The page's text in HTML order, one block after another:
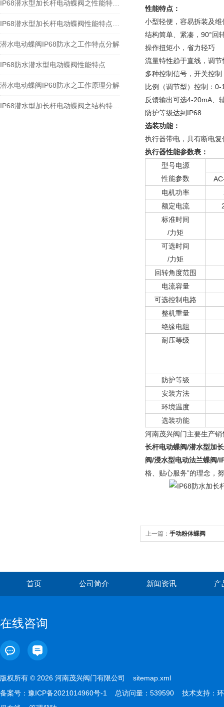
潜水电动蝶阀IP68防水之工作特点分解
IP68防水潜水型电动蝶阀性能特点
潜水电动蝶阀IP68防水之工作原理分解
性能特点：
小型轻便，容易拆装及
结构简单、紧凑，90°回
操作扭矩小，省力轻巧
流量特性趋于直线，调节
多种控制信号，开关控制
比例（调节型）控制：
反馈输出可选4-20mA、
防护等级达到IP68
选装功能：
执行器带电，具有断电
执行器性能参数表：
型号电源
性能参数
电机功率
额定电流
标准时间
/力矩
可选时间
/力矩
回转角度范围
电流容量
可选控制电路
整机重量
绝缘电阻
耐压等级
防护等级
安装方法
环境温度
选装功能
河南茂兴阀门主要生产销
长杆电动蝶阀/潜水型加
阀/浸水型电动法兰蝶阀/
格、贴心服务”的理念，
上一篇： 手动粉体蝶阀
首页 公司简介 新闻资讯 产
在线咨询
版权所有 © 2026 河南茂兴阀门有限公司 sitemap.xml
备案号： 豫ICP备2021014960号-1 总访问量：539590 技术支持： 环